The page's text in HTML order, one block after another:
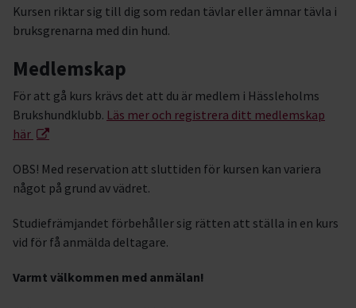
Kursen riktar sig till dig som redan tävlar eller ämnar tävla i
bruksgrenarna med din hund.
Medlemskap
För att gå kurs krävs det att du är medlem i Hässleholms
Brukshundklubb. Läs mer och registrera ditt medlemskap
här
OBS! Med reservation att sluttiden för kursen kan variera
något på grund av vädret.
Studiefrämjandet förbehåller sig rätten att ställa in en kurs
vid för få anmälda deltagare.
Varmt välkommen med anmälan!